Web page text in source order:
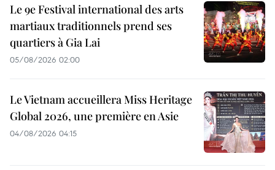
Le 9e Festival international des arts
martiaux traditionnels prend ses
quartiers à Gia Lai
05/08/2026 02:00
Le Vietnam accueillera Miss Heritage
Global 2026, une première en Asie
04/08/2026 04:15